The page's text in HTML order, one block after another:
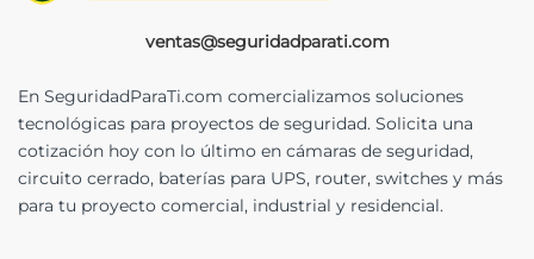
ventas@seguridadparati.com
En SeguridadParaTi.com comercializamos soluciones
tecnológicas para proyectos de seguridad. Solicita una
cotización hoy con lo último en cámaras de seguridad,
circuito cerrado, baterías para UPS, router, switches y más
para tu proyecto comercial, industrial y residencial.